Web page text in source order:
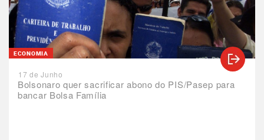
Bolsonaro quer sacrificar abono do PIS/Pasep para
bancar Bolsa Família
ECONOMIA
17 de Junho